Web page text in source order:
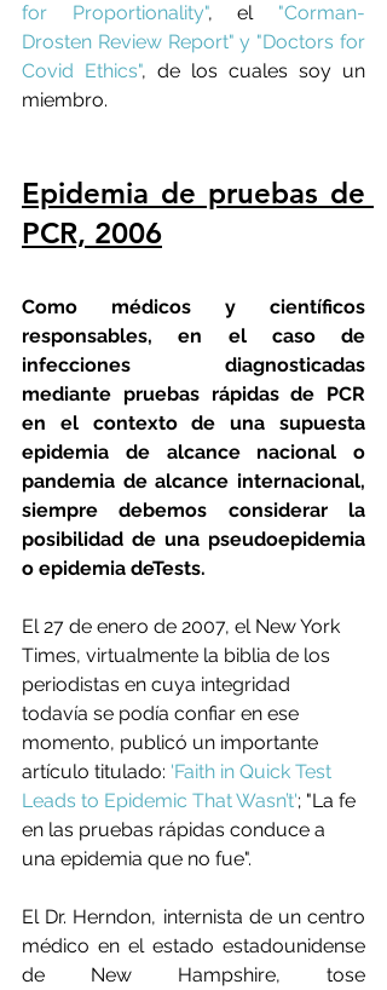
for Proportionality", el "Corman-
Drosten Review Report" y "Doctors for
Covid Ethics", de los cuales soy un
miembro.
Epidemia de pruebas de
PCR, 2006
Como médicos y científicos
responsables, en el caso de
infecciones diagnosticadas
mediante pruebas rápidas de PCR
en el contexto de una supuesta
epidemia de alcance nacional o
pandemia de alcance internacional,
siempre debemos considerar la
posibilidad de una pseudoepidemia
o epidemia deTests.
El 27 de enero de 2007, el New York
Times, virtualmente la biblia de los
periodistas en cuya integridad
todavía se podía confiar en ese
momento, publicó un importante
artículo titulado: 'Faith in Quick Test
Leads to Epidemic That Wasn’t'; "La fe
en las pruebas rápidas conduce a
una epidemia que no fue".
El Dr. Herndon, internista de un centro
médico en el estado estadounidense
de New Hampshire, tose